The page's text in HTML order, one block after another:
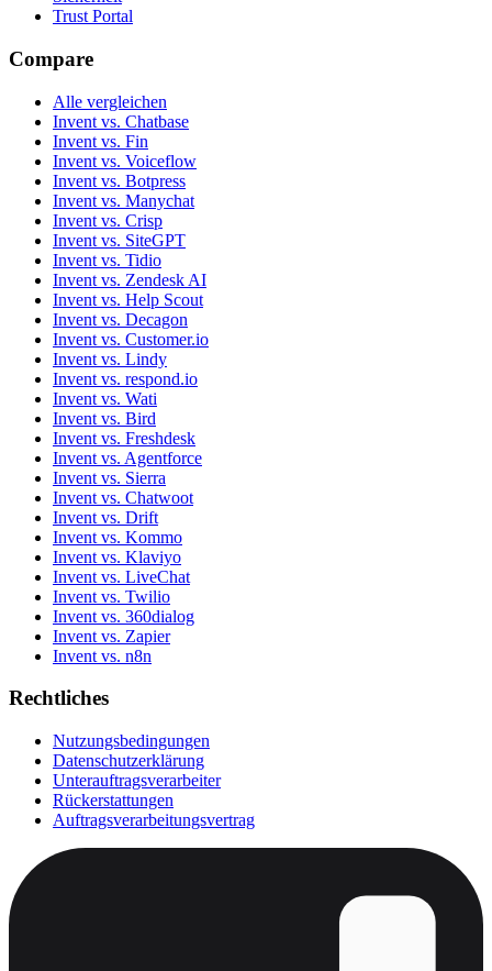
Trust Portal
Compare
Alle vergleichen
Invent vs. Chatbase
Invent vs. Fin
Invent vs. Voiceflow
Invent vs. Botpress
Invent vs. Manychat
Invent vs. Crisp
Invent vs. SiteGPT
Invent vs. Tidio
Invent vs. Zendesk AI
Invent vs. Help Scout
Invent vs. Decagon
Invent vs. Customer.io
Invent vs. Lindy
Invent vs. respond.io
Invent vs. Wati
Invent vs. Bird
Invent vs. Freshdesk
Invent vs. Agentforce
Invent vs. Sierra
Invent vs. Chatwoot
Invent vs. Drift
Invent vs. Kommo
Invent vs. Klaviyo
Invent vs. LiveChat
Invent vs. Twilio
Invent vs. 360dialog
Invent vs. Zapier
Invent vs. n8n
Rechtliches
Nutzungsbedingungen
Datenschutzerklärung
Unterauftragsverarbeiter
Rückerstattungen
Auftragsverarbeitungsvertrag